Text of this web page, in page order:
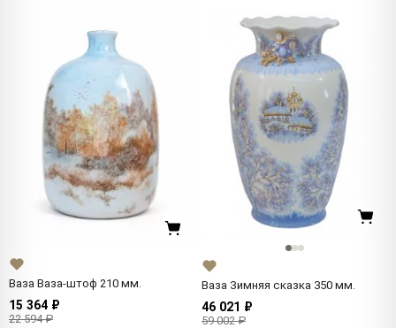
Ваза Ваза-штоф 210 мм.
15 364 ₽
22 594 ₽
Ваза Зимняя сказка 350 мм.
46 021 ₽
59 002 ₽